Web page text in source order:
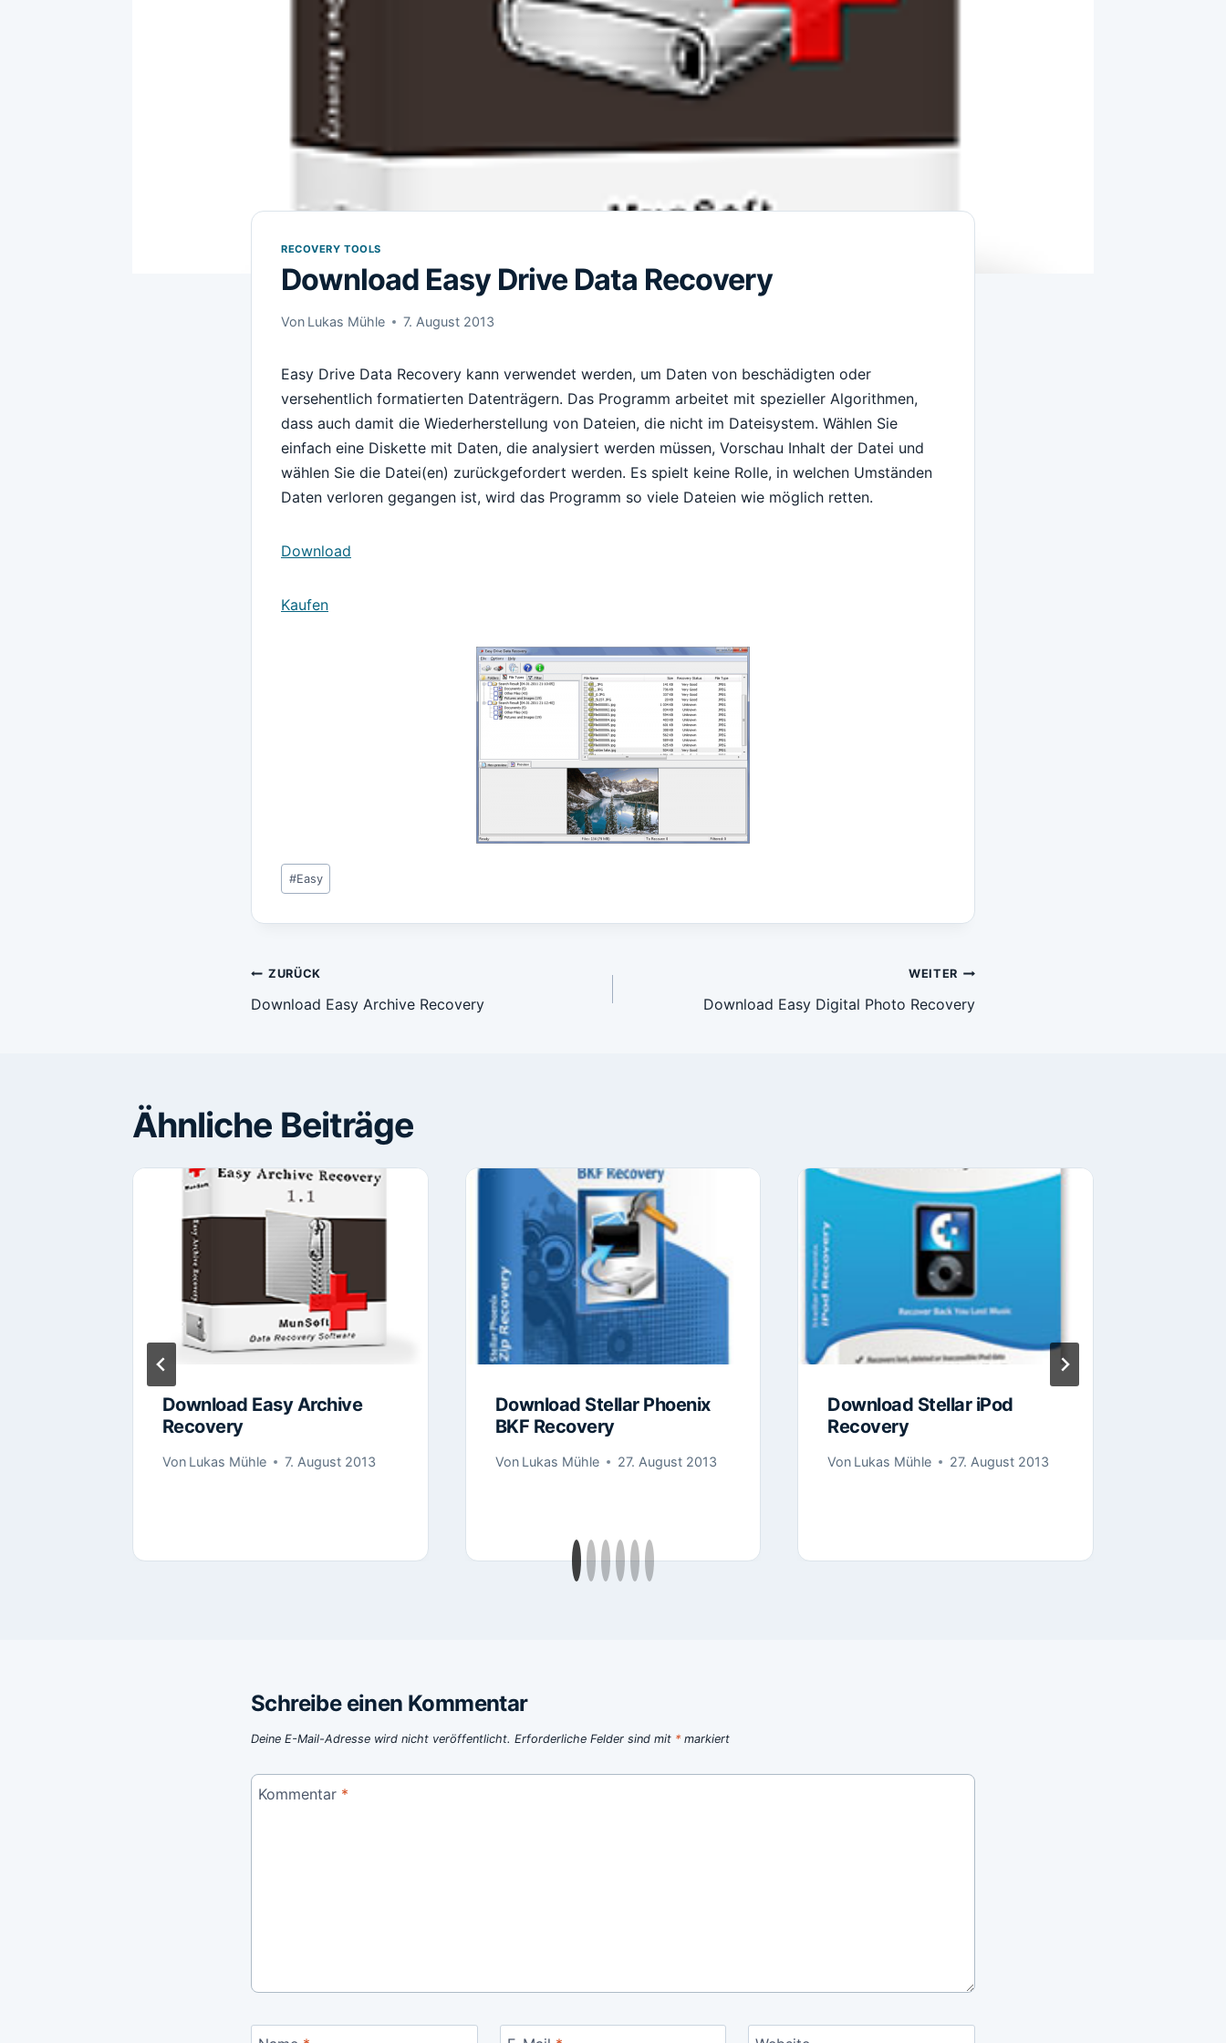
RECOVERY TOOLS
Download Easy Drive Data Recovery
Von Lukas Mühle 7. August 2013
Easy Drive Data Recovery kann verwendet werden, um Daten von beschädigten oder
versehentlich formatierten Datenträgern. Das Programm arbeitet mit spezieller Algorithmen,
dass auch damit die Wiederherstellung von Dateien, die nicht im Dateisystem. Wählen Sie
einfach eine Diskette mit Daten, die analysiert werden müssen, Vorschau Inhalt der Datei und
wählen Sie die Datei(en) zurückgefordert werden. Es spielt keine Rolle, in welchen Umständen
Daten verloren gegangen ist, wird das Programm so viele Dateien wie möglich retten.
Download
Kaufen
Schlagworte:
#Easy
Beitragsnavigation
ZURÜCK
Download Easy Archive Recovery
WEITER
Download Easy Digital Photo Recovery
Ähnliche Beiträge
Download Easy Archive
Recovery
Von Lukas Mühle 7. August 2013
Download Stellar Phoenix
BKF Recovery
Von Lukas Mühle 27. August 2013
Download Stellar iPod
Recovery
Von Lukas Mühle 27. August 2013
Schreibe einen Kommentar
Deine E-Mail-Adresse wird nicht veröffentlicht. Erforderliche Felder sind mit *markiert
Kommentar *